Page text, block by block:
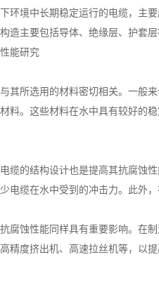
环境中长期稳定运行的电缆，主
造主要包括导体、绝缘层、护套
能研究
其所选用的材料密切相关。一般
料。这些材料在水中具有较好的
缆的结构设计也是提高其抗腐蚀
电缆在水中受到的冲击力。此外
腐蚀性能同样具有重要影响。在
精度挤出机、高速拉丝机等，以